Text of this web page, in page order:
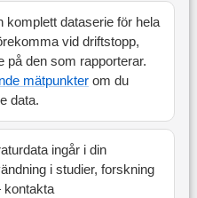
komplett dataserie för hela
vid driftstopp,
på den som rapporterar.
mätpunkterom du
data.
ingår i din
i studier, forskning